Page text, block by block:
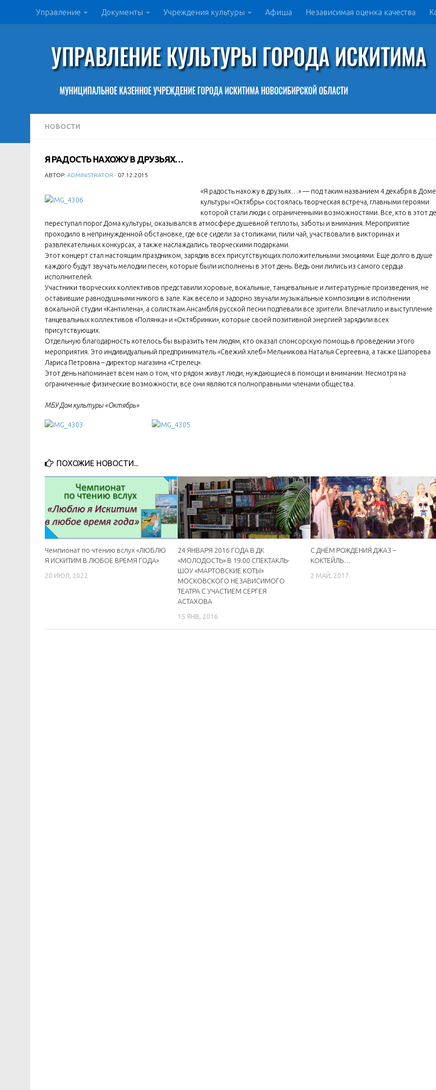
Управление Документы Учреждения культуры Афиша Независимая оценка качества
НОВОСТИ
Я РАДОСТЬ НАХОЖУ В ДРУЗЬЯХ…
АВТОР: ADMINISTRATOR · 07.12.2015
«Я радость нахожу в друзьях…» — под таким названием 4 декабря в Доме
культуры «Октябрь» состоялась творческая встреча, главными героями
которой стали люди с ограниченными возможностями. Все, кто в этот
переступал порог Дома культуры, оказывался в атмосфере душевной теплоты, заботы и внимания. Мероприятие
проходило в непринужденной обстановке, где все сидели за столиками, пили чай, участвовали в викторинах и
развлекательных конкурсах, а также наслаждались творческими подарками.
Этот концерт стал настоящим праздником, зарядив всех присутствующих положительными эмоциями. Еще долго в душе
каждого будут звучать мелодии песен, которые были исполнены в этот день. Ведь они лились из самого сердца
исполнителей.
Участники творческих коллективов представили хоровые, вокальные, танцевальные и литературные произведения, не
оставившие равнодушными никого в зале. Как весело и задорно звучали музыкальные композиции в исполнении
вокальной студии «Кантилена», а солисткам Ансамбля русской песни подпевали все зрители. Впечатлило и выступление
танцевальных коллективов «Полянка» и «Октябринки», которые своей позитивной энергией зарядили всех
присутствующих.
Отдельную благодарность хотелось бы выразить тем людям, кто оказал спонсорскую помощь в проведении этого
мероприятия. Это индивидуальный предприниматель «Свежий хлеб» Мельникова Наталья Сергеевна, а также Шапорева
Лариса Петровна – директор магазина «Стрелец».
Этот день напоминает всем нам о том, что рядом живут люди, нуждающиеся в помощи и внимании. Несмотря на
ограниченные физические возможности, все они являются полноправными членами общества.
МБУ Дом культуры «Октябрь»
ПОХОЖИЕ НОВОСТИ...
Чемпионат по чтению вслух «ЛЮБЛЮ
Я ИСКИТИМ В ЛЮБОЕ ВРЕМЯ ГОДА»
20 ИЮЛ, 2022
24 ЯНВАРЯ 2016 ГОДА В ДК
«МОЛОДОСТЬ» В 19.00 СПЕКТАКЛЬ-
ШОУ «МАРТОВСКИЕ КОТЫ»
МОСКОВСКОГО НЕЗАВИСИМОГО
ТЕАТРА С УЧАСТИЕМ СЕРГЕЯ
АСТАХОВА
15 ЯНВ, 2016
С ДНЁМ РОЖДЕНИЯ ДЖАЗ –
КОКТЕЙЛЬ…
2 МАЙ, 2017